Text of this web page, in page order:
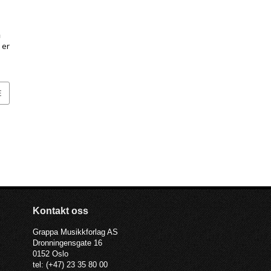
er
Kontakt oss
Grappa Musikkforlag AS
Dronningensgate 16
0152 Oslo
tel: (+47) 23 35 80 00